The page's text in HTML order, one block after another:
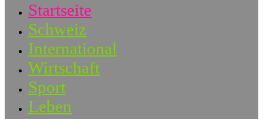
Startseite
Schweiz
International
Wirtschaft
Sport
Leben